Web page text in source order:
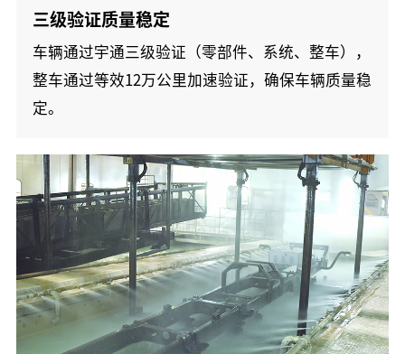
三级验证质量稳定
车辆通过宇通三级验证（零部件、系统、整车），
整车通过等效12万公里加速验证，确保车辆质量稳
定。